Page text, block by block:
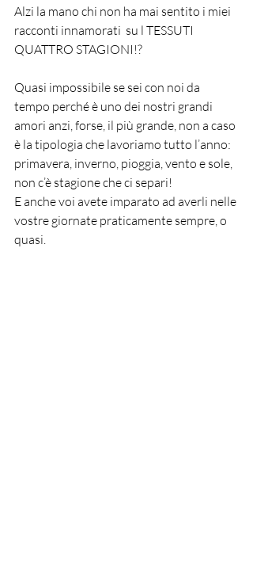
Alzi la mano chi non ha mai sentito i miei
racconti innamorati  su l TESSUTI
QUATTRO STAGIONI!?
Quasi impossibile se sei con noi da
tempo perché è uno dei nostri grandi
amori anzi, forse, il più grande, non a caso
è la tipologia che lavoriamo tutto l’anno:
primavera, inverno, pioggia, vento e sole,
non c’è stagione che ci separi!
E anche voi avete imparato ad averli nelle
vostre giornate praticamente sempre, o
quasi.